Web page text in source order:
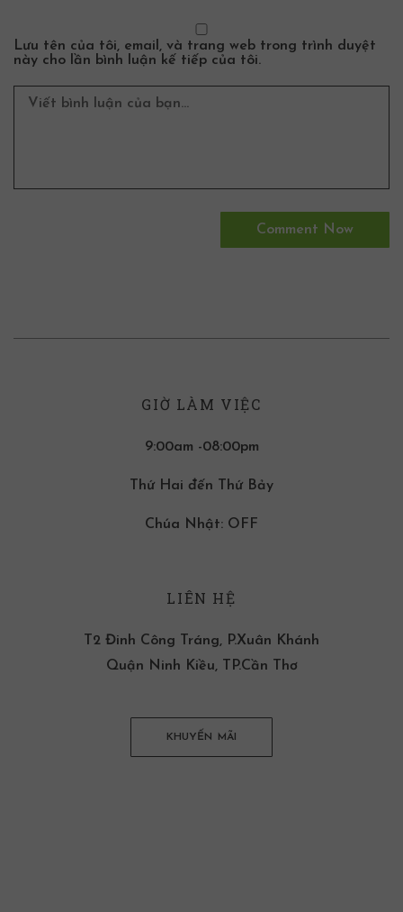
Lưu tên của tôi, email, và trang web trong trình duyệt
này cho lần bình luận kế tiếp của tôi.
GIỜ LÀM VIỆC
9:00am -08:00pm
Thứ Hai đến Thứ Bảy
Chúa Nhật: OFF
LIÊN HỆ
T2 Đinh Công Tráng, P.Xuân Khánh
Quận Ninh Kiều, TP.Cần Thơ
KHUYẾN MÃI